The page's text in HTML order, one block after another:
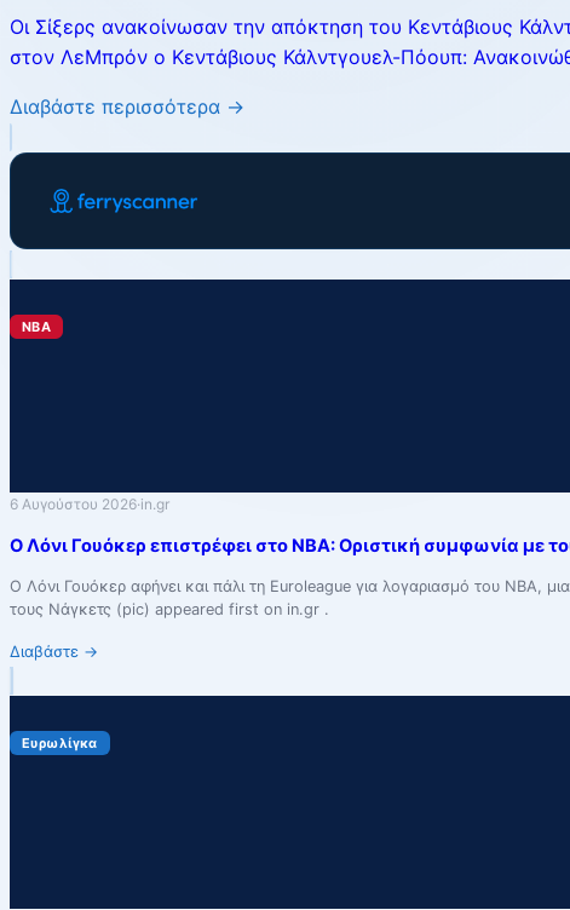
Οι Σίξερς ανακοίνωσαν την απόκτηση του Κεντάβιους
στον ΛεΜπρόν ο Κεντάβιους Κάλντγουελ-Πόουπ:
Διαβάστε περισσότερα →
NBA
6 Αυγούστου 2026·in.gr
Ο Λόνι Γουόκερ επιστρέφει στο NBA: Οριστική συμφωνία με
Ο Λόνι Γουόκερ αφήνει και πάλι τη Euroleague για λογαριασμό του NBA,
τους Νάγκετς (pic) appeared first on in.gr .
Διαβάστε →
Ευρωλίγκα